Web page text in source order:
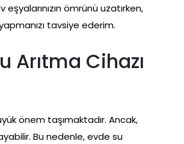
ömrünü uzatırken,
tavsiye ederim.
Arıtma Cihazı
önem taşımaktadır. Ancak,
Bu nedenle, evde su